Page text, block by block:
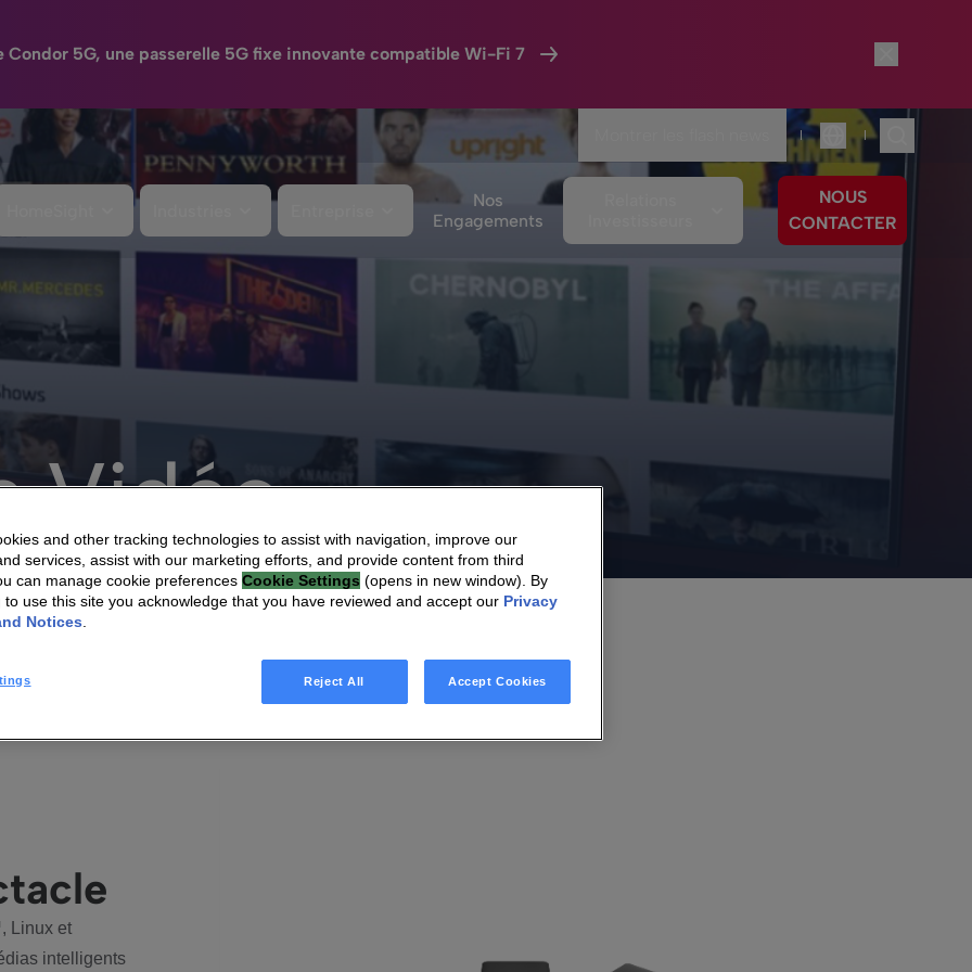
Condor 5G, une passerelle 5G fixe innovante compatible Wi-Fi 7
|
Langue
|
Nos
Engagements
NOUS
CONTACTER
Vidéo
Linux et
intelligents
and other tracking technologies to assist with navigation, improve our
services, assist with our marketing efforts, and provide content from third
can manage cookie preferences Cookie Settings (opens in new window). By
to use this site you acknowledge that you have reviewed and accept our Privacy
Notices
Reject All Accept Cookies